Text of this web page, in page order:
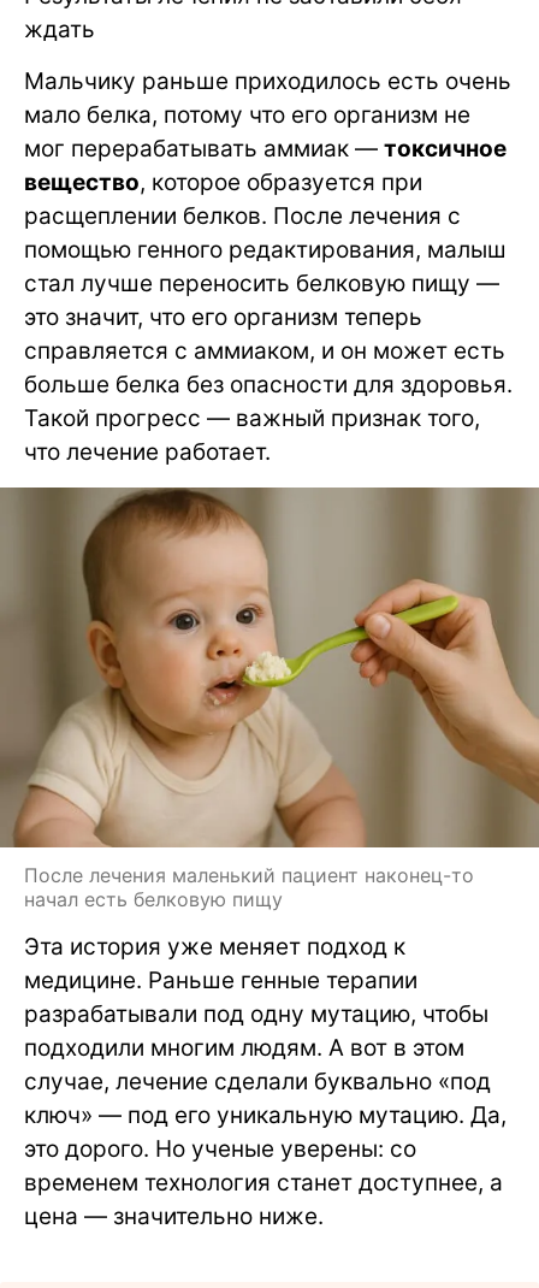
ждать
Мальчику раньше приходилось есть очень
мало белка, потому что его организм не
мог перерабатывать аммиак — токсичное
вещество, которое образуется при
расщеплении белков. После лечения с
помощью генного редактирования, малыш
стал лучше переносить белковую пищу —
это значит, что его организм теперь
справляется с аммиаком, и он может есть
больше белка без опасности для здоровья.
Такой прогресс — важный признак того,
что лечение работает.
После лечения маленький пациент наконец-то
начал есть белковую пищу
Эта история уже меняет подход к
медицине. Раньше генные терапии
разрабатывали под одну мутацию, чтобы
подходили многим людям. А вот в этом
случае, лечение сделали буквально «под
ключ» — под его уникальную мутацию. Да,
это дорого. Но ученые уверены: со
временем технология станет доступнее, а
цена — значительно ниже.